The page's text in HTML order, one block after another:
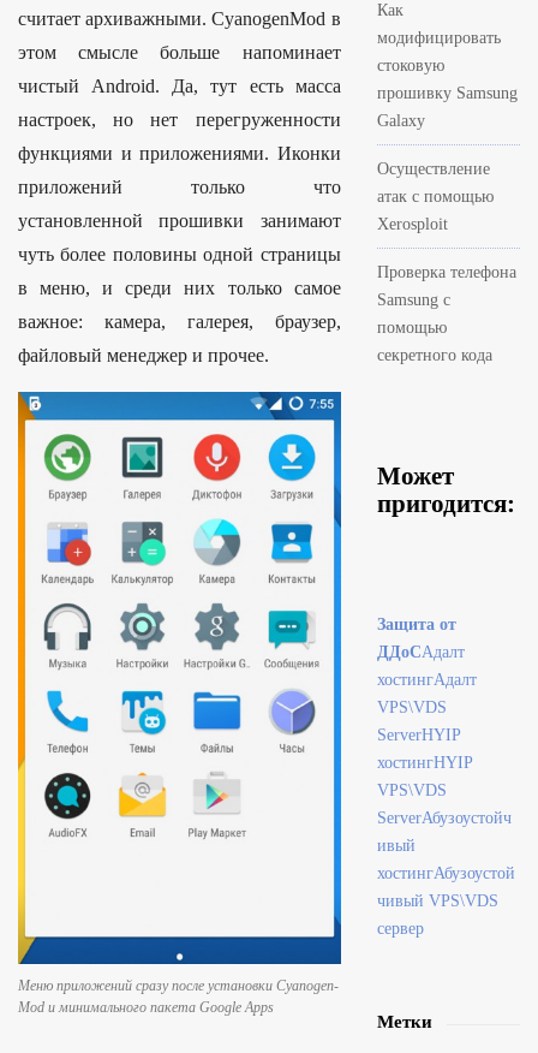
считает архиважными. CyanogenMod в
этом смысле больше напоминает
чистый Android. Да, тут есть масса
настроек, но нет перегруженности
функциями и приложениями. Иконки
приложений только что
установленной прошивки занимают
чуть более половины одной страницы
в меню, и среди них только самое
важное: камера, галерея, браузер,
файловый менеджер и прочее.
Меню приложений сразу после установки Cyanogen-
Mod и минимального пакета Google Apps
Как
модифицировать
стоковую
прошивку Samsung
Galaxy
Осуществление
атак с помощью
Xerosploit
Проверка телефона
Samsung с
помощью
секретного кода
Может
пригодится:
Защита от
ДДоСАдалт
хостингАдалт
VPS\VDS
ServerHYIP
хостингHYIP
VPS\VDS
ServerАбузоустойч
ивый
хостингАбузоустой
чивый VPS\VDS
сервер
Метки